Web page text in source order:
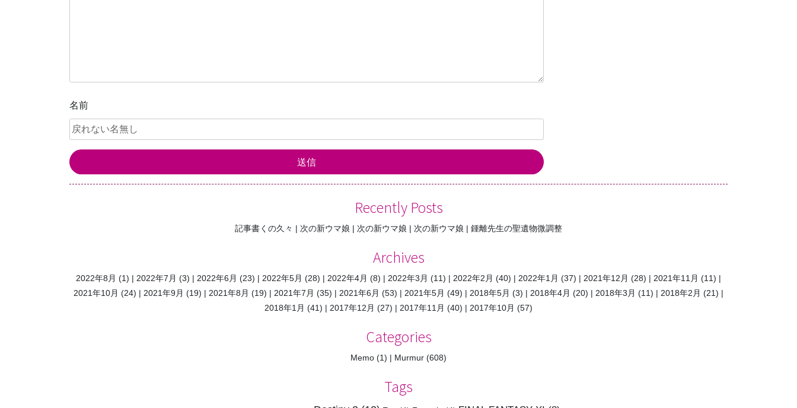
名前
Recently Posts
記事書くの久々 次の新ウマ娘 次の新ウマ娘 次の新ウマ娘 鍾離先生の聖遺物微調整
Archives
2022年8月 (1) 2022年7月 (3) 2022年6月 (23) 2022年5月 (28) 2022年4月 (8) 2022年3月 (11) 2022年2月 (40) 2022年1月 (37) 2021年12月 (28) 2021年11月 (11)
2021年10月 (24) 2021年9月 (19) 2021年8月 (19) 2021年7月 (35) 2021年6月 (53) 2021年5月 (49) 2018年5月 (3) 2018年4月 (20) 2018年3月 (11) 2018年2月 (21)
2018年1月 (41) 2017年12月 (27) 2017年11月 (40) 2017年10月 (57)
Categories
Memo (1) Murmur (608)
Tags